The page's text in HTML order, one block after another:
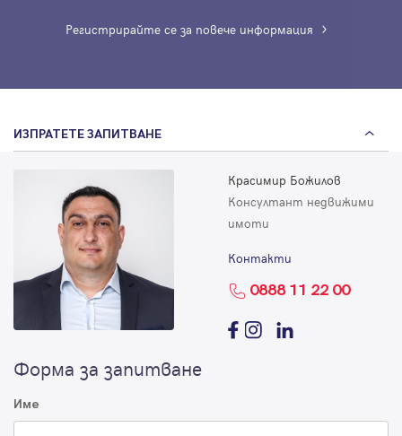
Регистрирайте се за повече информация
ИЗПРАТЕТЕ ЗАПИТВАНЕ
Красимир Божилов
Консултант недвижими
имоти
Контакти
0888 11 22 00
Форма за запитване
Име